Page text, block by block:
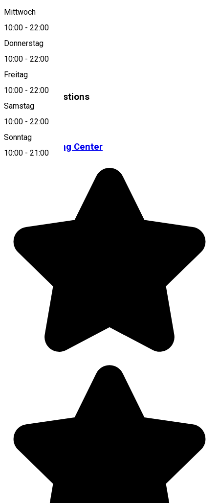
Mittwoch
10:00 - 22:00
Donnerstag
10:00 - 22:00
Freitag
10:00 - 22:00
Samstag
10:00 - 22:00
Sonntag
10:00 - 21:00
About
Similar Suggestions
Einkaufszentrum
Prima Shopping Center